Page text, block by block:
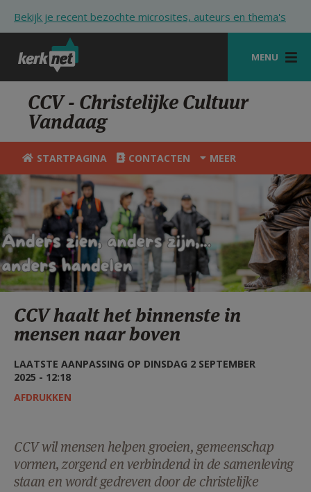
Bekijk je recent bezochte microsites, auteurs en thema's
MENU
STARTPAGINA
KERK
VIERINGEN
SHOP
ZOEKEN
HULP
STARTPAGINA PORTAAL
MIJN PAROCHIE
AANMELDEN OF REGISTREREN
CCV - Christelijke Cultuur
Vandaag
STARTPAGINA CONTACTEN MEER
CCV haalt het binnenste in
mensen naar boven
LAATSTE AANPASSING OP DINSDAG 2 SEPTEMBER
2025 - 12:18
AFDRUKKEN
CCV wil mensen helpen groeien, gemeenschap
vormen, zorgend en verbindend in de samenleving
staan en wordt gedreven door de christelijke